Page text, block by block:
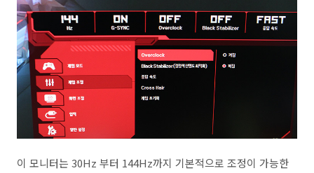
이 모니터는 30Hz 부터 144Hz까지 기본적으로 조정이 가능한